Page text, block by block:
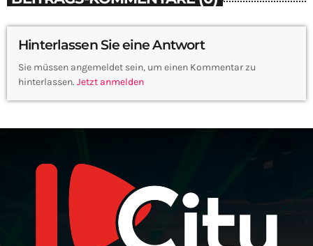
Hinterlassen Sie eine Antwort
Sie müssen angemeldet sein, um einen Kommentar zu
hinterlassen. Jetzt anmelden